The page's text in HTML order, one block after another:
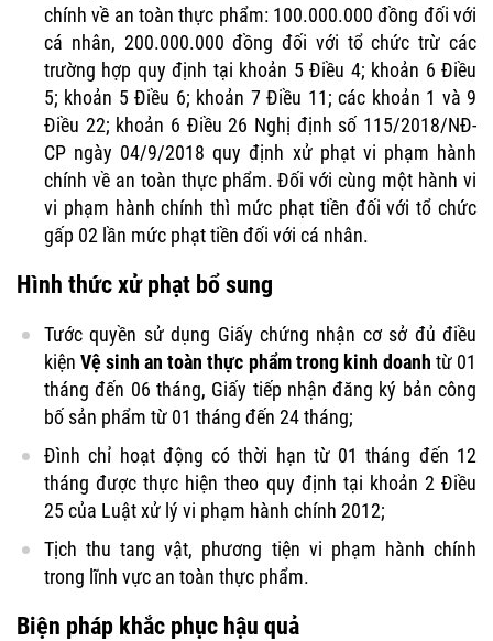
chính về an toàn thực phẩm: 100.000.000 đồng đối với
cá nhân, 200.000.000 đồng đối với tổ chức trừ các
trường hợp quy định tại khoản 5 Điều 4; khoản 6 Điều
5; khoản 5 Điều 6; khoản 7 Điều 11; các khoản 1 và 9
Điều 22; khoản 6 Điều 26 Nghị định số 115/2018/NĐ-
CP ngày 04/9/2018 quy định xử phạt vi phạm hành
chính về an toàn thực phẩm. Đối với cùng một hành vi
vi phạm hành chính thì mức phạt tiền đối với tổ chức
gấp 02 lần mức phạt tiền đối với cá nhân.
Hình thức xử phạt bổ sung
Tước quyền sử dụng Giấy chứng nhận cơ sở đủ điều
kiệnVệ sinh an toàn thực phẩm trong kinh doanh từ 01
tháng đến 06 tháng, Giấy tiếp nhận đăng ký bản công
bố sản phẩm từ 01 tháng đến 24 tháng;
Đình chỉ hoạt động có thời hạn từ 01 tháng đến 12
tháng được thực hiện theo quy định tại khoản 2 Điều
25 của Luật xử lý vi phạm hành chính 2012;
Tịch thu tang vật, phương tiện vi phạm hành chính
trong lĩnh vực an toàn thực phẩm.
Biện pháp khắc phục hậu quả